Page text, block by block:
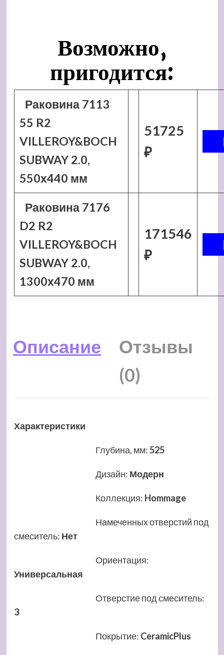
Возможно,
пригодится:
Раковина 7113
55 R2
VILLEROY&BOCH
SUBWAY 2.0,
550х440 мм
51725
₽
Раковина 7176
D2 R2
VILLEROY&BOCH
SUBWAY 2.0,
1300х470 мм
171546
₽
Описание
Отзывы
(0)
Характеристики
Глубина, мм:525
Дизайн: Модерн
Коллекция: Hommage
Намеченных отверстий под
смеситель: Нет
Ориентация:
Универсальная
Отверстие под смеситель:
3
Покрытие: CeramicPlus